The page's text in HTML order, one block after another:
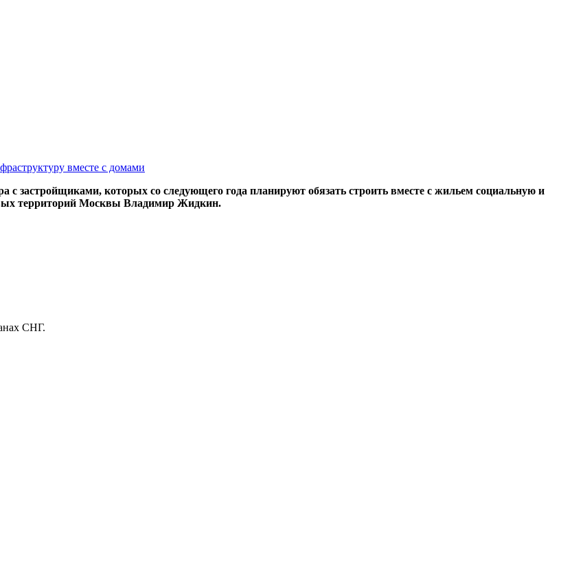
вместе с домами
с застройщиками, которых со следующего года планируют обязать строить вместе с жильем социальную и
территорий Москвы Владимир Жидкин.
СНГ.